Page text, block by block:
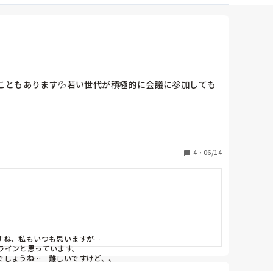
もあります💦若い世代が積極的に会議に参加しても
4 ・ 06/14
、私もいつも思いますが…
インと思っています。
ょうね…　難しいですけど、、